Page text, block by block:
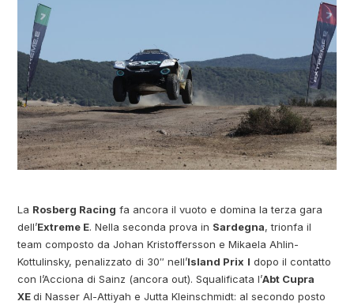
La Rosberg Racing fa ancora il vuoto e domina la terza gara
dell’Extreme E. Nella seconda prova in Sardegna, trionfa il
team composto da Johan Kristoffersson e Mikaela Ahlin-
Kottulinsky, penalizzato di 30″ nell’Island Prix I dopo il contatto
con l’Acciona di Sainz (ancora out). Squalificata l’Abt Cupra
XEdi Nasser Al-Attiyah e Jutta Kleinschmidt: al secondo posto